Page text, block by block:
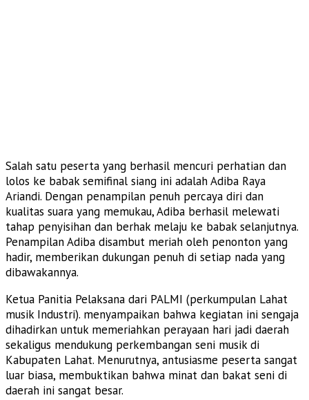
Salah satu peserta yang berhasil mencuri perhatian dan
lolos ke babak semifinal siang ini adalah Adiba Raya
Ariandi. Dengan penampilan penuh percaya diri dan
kualitas suara yang memukau, Adiba berhasil melewati
tahap penyisihan dan berhak melaju ke babak selanjutnya.
Penampilan Adiba disambut meriah oleh penonton yang
hadir, memberikan dukungan penuh di setiap nada yang
dibawakannya.
Ketua Panitia Pelaksana dari PALMI (perkumpulan Lahat
musik Industri). menyampaikan bahwa kegiatan ini sengaja
dihadirkan untuk memeriahkan perayaan hari jadi daerah
sekaligus mendukung perkembangan seni musik di
Kabupaten Lahat. Menurutnya, antusiasme peserta sangat
luar biasa, membuktikan bahwa minat dan bakat seni di
daerah ini sangat besar.